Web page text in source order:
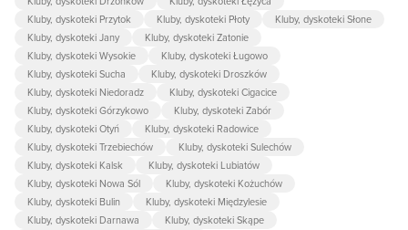
Kluby, dyskoteki Przytok
Kluby, dyskoteki Płoty
Kluby, dyskoteki Słone
Kluby, dyskoteki Jany
Kluby, dyskoteki Zatonie
Kluby, dyskoteki Wysokie
Kluby, dyskoteki Ługowo
Kluby, dyskoteki Sucha
Kluby, dyskoteki Droszków
Kluby, dyskoteki Niedoradz
Kluby, dyskoteki Cigacice
Kluby, dyskoteki Górzykowo
Kluby, dyskoteki Zabór
Kluby, dyskoteki Otyń
Kluby, dyskoteki Radowice
Kluby, dyskoteki Trzebiechów
Kluby, dyskoteki Sulechów
Kluby, dyskoteki Kalsk
Kluby, dyskoteki Lubiatów
Kluby, dyskoteki Nowa Sól
Kluby, dyskoteki Kożuchów
Kluby, dyskoteki Bulin
Kluby, dyskoteki Międzylesie
Kluby, dyskoteki Darnawa
Kluby, dyskoteki Skąpe